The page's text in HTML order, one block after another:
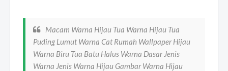
Macam Warna Hijau Tua Warna Hijau Tua
Puding Lumut Warna Cat Rumah Wallpaper Hijau
Warna Biru Tua Batu Halus Warna Dasar Jenis
Warna Jenis Warna Hijau Gambar Warna Hijau